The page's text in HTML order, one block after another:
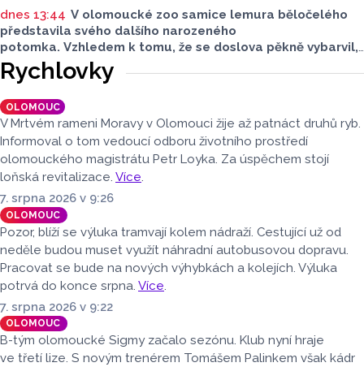
dnes 13:44 V olomoucké zoo samice lemura běločelého
představila svého dalšího narozeného
potomka. Vzhledem k tomu, že se doslova pěkně vybarvil,
je téměř jisté, že se jedná o samce. Samice totiž bývají
hnědé, případně hnědošedé, zato samci se pyšní bílým
zbarvením hlavy.
Rychlovky
OLOMOUC
V Mrtvém rameni Moravy v Olomouci žije až patnáct druhů ryb.
Informoval o tom vedoucí odboru životního prostředí
olomouckého magistrátu Petr Loyka. Za úspěchem stojí
loňská revitalizace. Více.
7. srpna 2026 v 9:26
OLOMOUC
Pozor, blíží se výluka tramvají kolem nádraží. Cestující už od
neděle budou muset využít náhradní autobusovou dopravu.
Pracovat se bude na nových výhybkách a kolejích. Výluka
potrvá do konce srpna. Více
7. srpna 2026 v 9:22
OLOMOUC
B-tým olomoucké Sigmy začalo sezónu. Klub nyní hraje
ve třetí lize. S novým trenérem Tomášem Palinkem však kádr